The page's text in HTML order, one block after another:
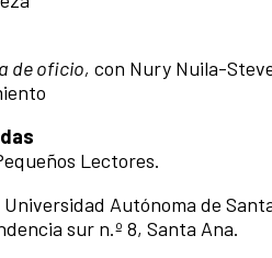
de oficio, con Nury Nuila-
Lectores.
Autónoma de
sur n.º 8, Santa Ana.